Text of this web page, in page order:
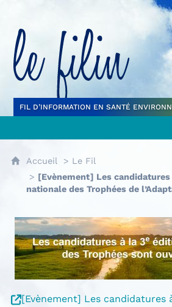
FIL D’INFORMATION EN SANTÉ
Accueil
Le Fil
[Evènement] Les
nationale des Trophées de
[Evènement] Les candidatures